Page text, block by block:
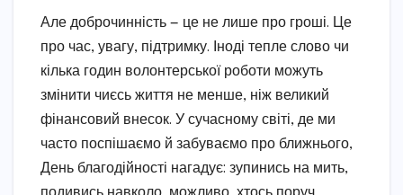
Але доброчинність — це не лише про гроші. Це
про час, увагу, підтримку. Іноді тепле слово чи
кілька годин волонтерської роботи можуть
змінити чиєсь життя не менше, ніж великий
фінансовий внесок. У сучасному світі, де ми
часто поспішаємо й забуваємо про ближнього,
День благодійності нагадує: зупинись на мить,